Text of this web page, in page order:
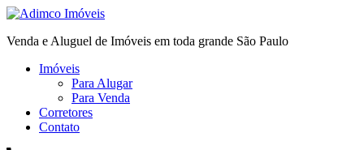
Venda e Aluguel de Imóveis em toda grande São Paulo
Imóveis
Para Alugar
Para Venda
Corretores
Contato